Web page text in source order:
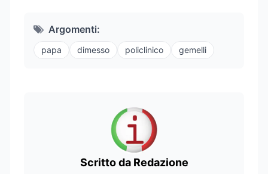
Argomenti:
papa dimesso policlinico gemelli
Scritto da Redazione